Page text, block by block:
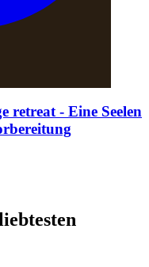
retreat - Eine Seelen